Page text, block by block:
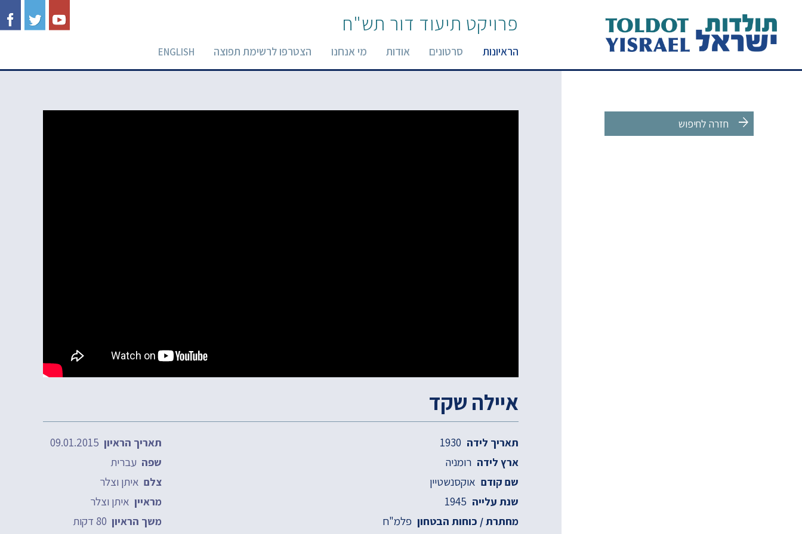
פרויקט תיעוד דור תש"ח
הראיונות סרטונים אודות מי אנחנו הצטרפו לרשימת תפוצה ENGLISH
arrow_forward חזרה לחיפוש
איילה שקד
תאריך לידה
ארץ לידה רומניה
שם קודם אוקסנשטיין
שנת עלייה
מחתרת / כוחות הבטחון פלמ"ח
תאריך הראיון
שפה עברית
צלם איתן וצלר
מראיין איתן וצלר
משך הראיון